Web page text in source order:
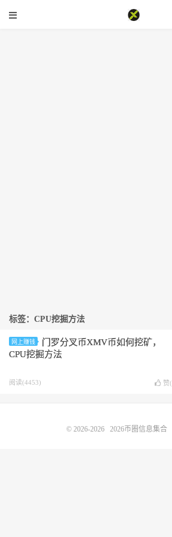
标签：CPU挖掘方法
网上赚钱
门罗分叉币XMV币如何挖矿，
CPU挖掘方法
阅读(4453) 赞(
© 2026-2026 2026币圈信息集合